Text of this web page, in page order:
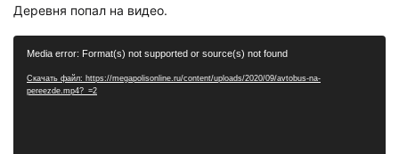
Деревня попал на видео.
Media error: Format(s) not supported or source(s) not found
Скачать файл: https://megapolisonline.ru/content/uploads/2020/09/avtobus-na-
pereezde.mp4?_=2